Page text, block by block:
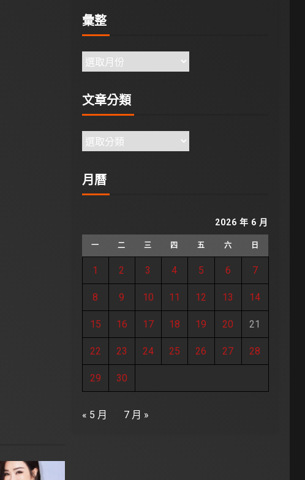
彙整
文章分類
月曆
2026 年 6 月
一 二 三 四 五 六 日
1 2 3 4 5 6 7
8 9 10 11 12 13 14
15 16 17 18 19 20 21
22 23 24 25 26 27 28
29 30
« 5 月 7 月 »